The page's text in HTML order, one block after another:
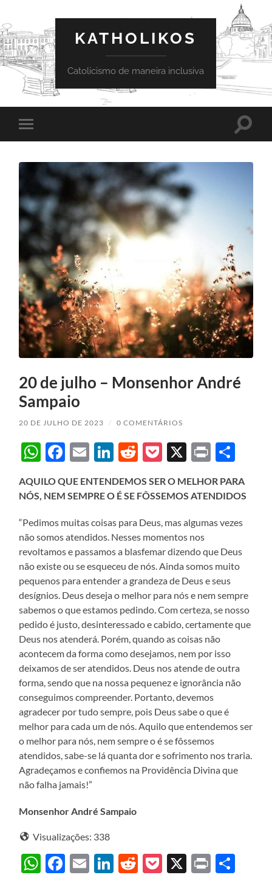
KATHOLIKOS
Catolicismo de maneira inclusiva
Toggle
mobile
Toggle
20 de julho – Monsenhor André
Sampaio
20 DE JULHO DE 2023 / 0 COMENTÁRIOS
WhatsApp
Facebook
EmailLinkedIn
Reddit
Pocket
X Print
AQUILO QUE ENTENDEMOS SER O MELHOR PARA
NÓS, NEM SEMPRE O É SE FÔSSEMOS ATENDIDOS
“Pedimos muitas coisas para Deus, mas algumas vezes
não somos atendidos. Nesses momentos nos
revoltamos e passamos a blasfemar dizendo que Deus
não existe ou se esqueceu de nós. Ainda somos muito
pequenos para entender a grandeza de Deus e seus
desígnios. Deus deseja o melhor para nós e nem sempre
sabemos o que estamos pedindo. Com certeza, se nosso
pedido é justo, desinteressado e cabido, certamente que
Deus nos atenderá. Porém, quando as coisas não
acontecem da forma como desejamos, nem por isso
deixamos de ser atendidos. Deus nos atende de outra
forma, sendo que na nossa pequenez e ignorância não
conseguimos compreender. Portanto, devemos
agradecer por tudo sempre, pois Deus sabe o que é
melhor para cada um de nós. Aquilo que entendemos ser
o melhor para nós, nem sempre o é se fôssemos
atendidos, sabe-se lá quanta dor e sofrimento nos traria.
Agradeçamos e confiemos na Providência Divina que
não falha jamais!”
Monsenhor André Sampaio
Visualizações: 338
WhatsApp
Facebook
EmailLinkedIn
Reddit
Pocket
X Print